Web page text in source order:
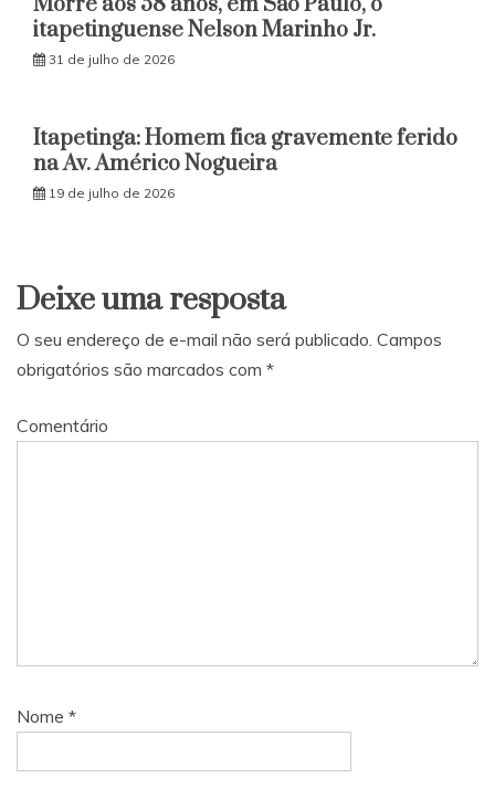
itapetinguense Nelson Marinho Jr.
31 de julho de 2026
Itapetinga: Homem fica gravemente ferido
na Av. Américo Nogueira
19 de julho de 2026
Deixe uma resposta
O seu endereço de e-mail não será publicado. Campos
obrigatórios são marcados com *
Comentário
Nome *